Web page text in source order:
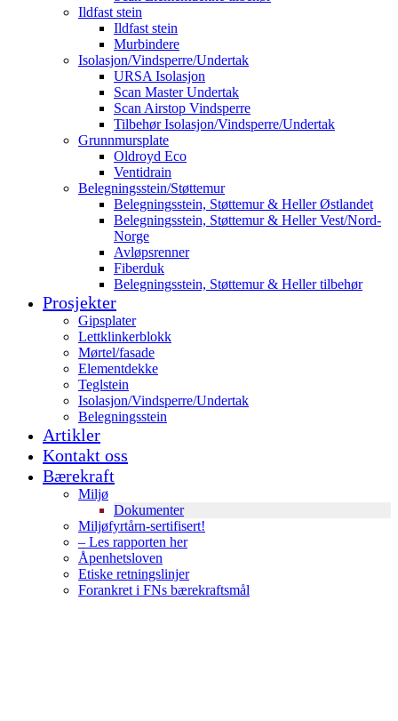
Ildfast stein
Ildfast stein
Murbindere
Isolasjon/Vindsperre/Undertak
URSA Isolasjon
Scan Master Undertak
Scan Airstop Vindsperre
Tilbehør Isolasjon/Vindsperre/Undertak
Grunnmursplate
Oldroyd Eco
Ventidrain
Belegningsstein/Støttemur
Belegningsstein, Støttemur & Heller Østlandet
Belegningsstein, Støttemur & Heller Vest/Nord-
Norge
Avløpsrenner
Fiberduk
Belegningsstein, Støttemur & Heller tilbehør
Prosjekter
Gipsplater
Lettklinkerblokk
Mørtel/fasade
Elementdekke
Teglstein
Isolasjon/Vindsperre/Undertak
Belegningsstein
Artikler
Kontakt oss
Bærekraft
Miljø
Dokumenter
Miljøfyrtårn-sertifisert!
– Les rapporten her
Åpenhetsloven
Etiske retningslinjer
Forankret i FNs bærekraftsmål